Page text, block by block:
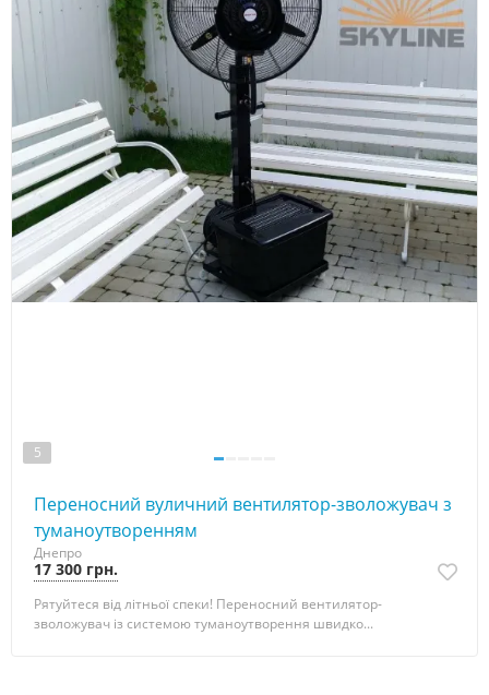
5
Переносний вуличний вентилятор-зволожувач з
туманоутворенням
Днепро
17 300 грн.
Рятуйтеся від літньої спеки! Переносний вентилятор-
зволожувач із системою туманоутворення швидко...